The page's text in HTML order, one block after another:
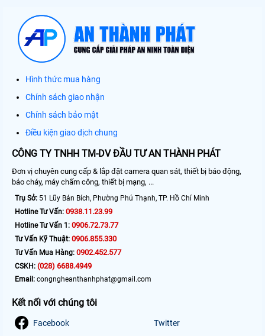
Hình thức mua hàng
Chính sách giao nhận
Chính sách bảo mật
Điều kiện giao dịch chung
CÔNG TY TNHH TM-DV ĐẦU TƯ AN THÀNH PHÁT
Đơn vị chuyên cung cấp & lắp đặt camera quan sát, thiết bị báo động,
báo cháy, máy chấm công, thiết bị mạng, ...
Trụ Sở: 51 Lũy Bán Bích, Phường Phú Thạnh, TP. Hồ Chí Minh
Hotline Tư Vấn: 0938.11.23.99
Hotline Tư Vấn 1: 0906.72.73.77
Tư Vấn Kỹ Thuật: 0906.855.330
Tư Vấn Mua Hàng: 0902.452.577
CSKH: (028) 6688.4949
Email: congngheanthanhphat@gmail.com
Kết nối với chúng tôi
Facebook Twitter